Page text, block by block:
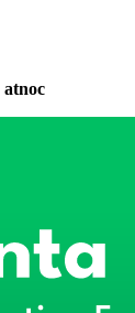
atnoc